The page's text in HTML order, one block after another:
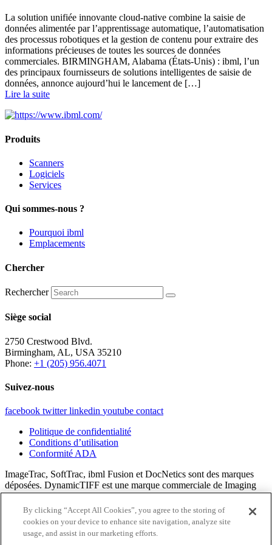
La solution unifiée innovante cloud-native combine la saisie de
données alimentée par l’apprentissage automatique, l’automatisation
des processus robotiques et la gestion de contenu pour extraire des
informations précieuses de toutes les sources de données
commerciales. BIRMINGHAM, Alabama (États-Unis) : ibml, l’un
des principaux fournisseurs de solutions intelligentes de saisie de
données, annonce aujourd’hui le lancement de […]
Lire la suite
Produits
Scanners
Logiciels
Services
Qui sommes-nous ?
Pourquoi ibml
Emplacements
Chercher
Rechercher
Siège social
2750 Crestwood Blvd.
Birmingham, AL, USA 35210
Phone: +1 (205) 956.4071
Suivez-nous
facebook twitter linkedin youtube contact
Politique de confidentialité
Conditions d’utilisation
Conformité ADA
ImageTrac, SoftTrac, ibml Fusion et DocNetics sont des marques
déposées. DynamicTIFF est une marque commerciale de Imaging
Business Machines, LLC.
Tout le contenu © 2024 Imaging Business Machines, LLC.
By clicking “Accept All Cookies”, you agree to the storing of
cookies on your device to enhance site navigation, analyze site
usage, and assist in our marketing efforts.